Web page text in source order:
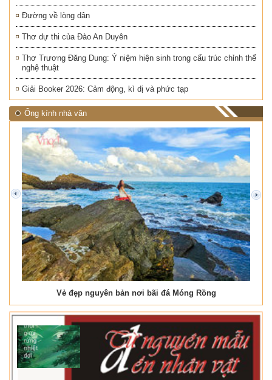
Đường về lòng dân
Thơ dự thi của Đào An Duyên
Thơ Trương Đăng Dung: Ý niệm hiện sinh trong cấu trúc chỉnh thể
nghệ thuật
Giải Booker 2026: Cảm động, kì dị và phức tạp
Ống kính nhà văn
Vẻ đẹp nguyên bản nơi bãi đá Móng Rồng
prev next